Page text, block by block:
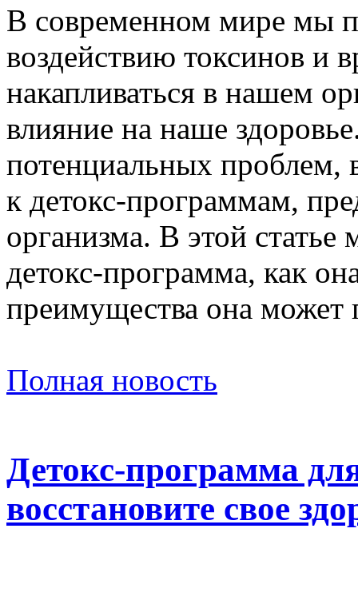
В современном мире мы
воздействию токсинов и
накапливаться в нашем
влияние на наше
потенциальных проблем,
к детокс-программам,
организма. В этой
детокс-программа, как
преимущества она может
Полная новость
Детокс-программа
восстановите свое